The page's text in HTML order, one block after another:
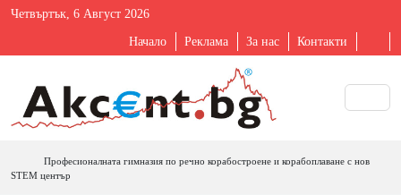
Четвъртък, 6 Август 2026
Начало Реклама За нас Контакти
Професионалната гимназия по речно корабостроене и корабоплаване с нов
STEM център